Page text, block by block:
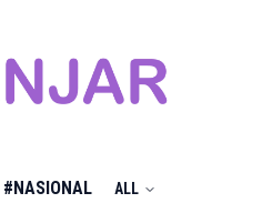
#NASIONAL ALL